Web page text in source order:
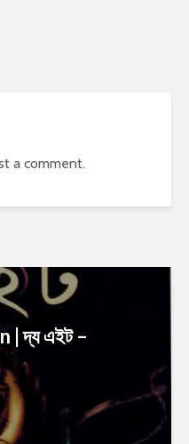
a comment.
| দ্য এইট –